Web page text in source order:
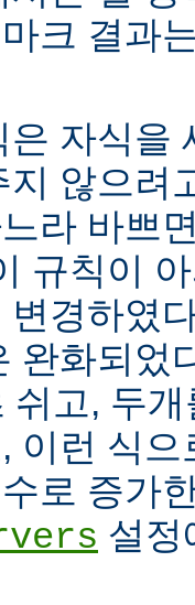
크 결과
은 자식을
지 않으려
라 바쁘
규칙이
변경하였
완화되었
쉬고, 두
이런 식
로 증가
설정